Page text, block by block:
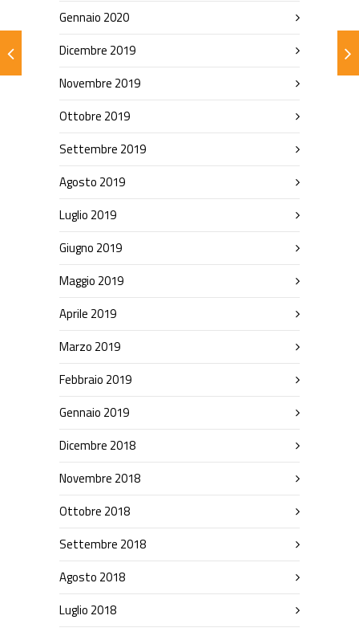
Gennaio 2020
Dicembre 2019
Novembre 2019
Ottobre 2019
Settembre 2019
Agosto 2019
Luglio 2019
Giugno 2019
Maggio 2019
Aprile 2019
Marzo 2019
Febbraio 2019
Gennaio 2019
Dicembre 2018
Novembre 2018
Ottobre 2018
Settembre 2018
Agosto 2018
Luglio 2018